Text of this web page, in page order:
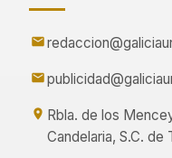
Rbla. de los
Candelaria, S.C. de